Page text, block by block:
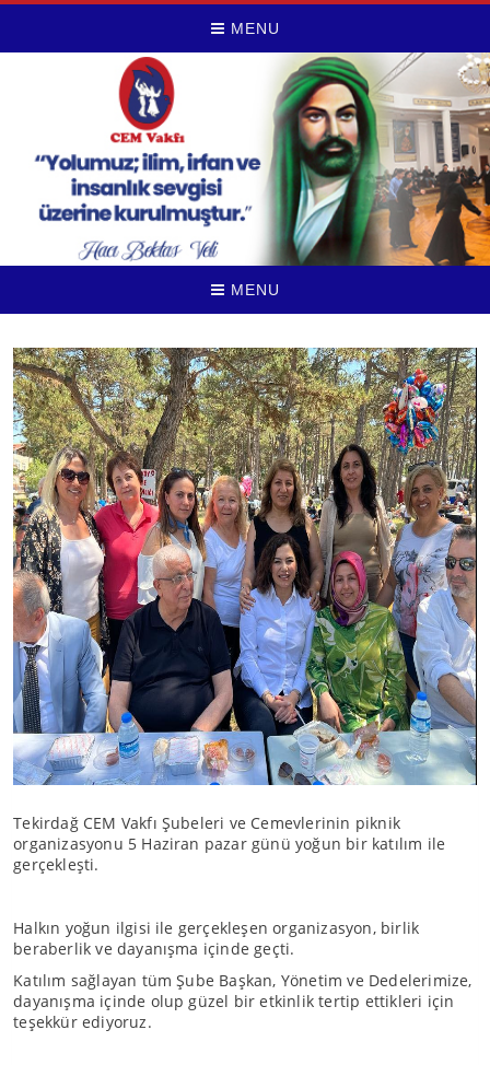
MENU
MENU
Tekirdağ CEM Vakfı Şubeleri ve Cemevlerinin piknik
organizasyonu 5 Haziran pazar günü yoğun bir katılım ile
gerçekleşti.
Halkın yoğun ilgisi ile gerçekleşen organizasyon, birlik
beraberlik ve dayanışma içinde geçti.
Katılım sağlayan tüm Şube Başkan, Yönetim ve Dedelerimize,
dayanışma içinde olup güzel bir etkinlik tertip ettikleri için
teşekkür ediyoruz.